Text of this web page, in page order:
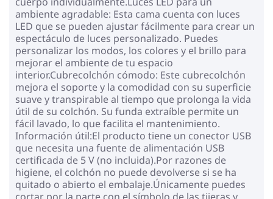
ambiente agradable: Esta cama cuenta con luces
LED que se pueden ajustar fácilmente para crear un
espectáculo de luces personalizado. Puedes
personalizar los modos, los colores y el brillo para
mejorar el ambiente de tu espacio
interior.Cubrecolchón cómodo: Este cubrecolchón
mejora el soporte y la comodidad con su superficie
suave y transpirable al tiempo que prolonga la vida
útil de su colchón. Su funda extraíble permite un
fácil lavado, lo que facilita el mantenimiento.
Información útil:El producto tiene un conector USB
que necesita una fuente de alimentación USB
certificada de 5 V (no incluida).Por razones de
higiene, el colchón no puede devolverse si se ha
quitado o abierto el embalaje.Únicamente puedes